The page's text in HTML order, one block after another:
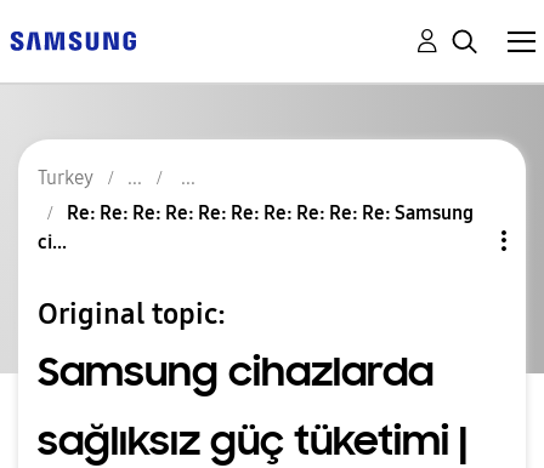
Turkey
Re: Re: Re: Re: Re: Re: Re: Re: Re: Re: Samsung
ci...
Original topic:
Samsung cihazlarda
sağlıksız güç tüketimi |